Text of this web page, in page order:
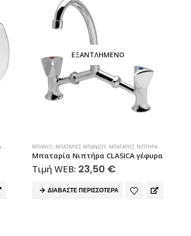
ΚΑΛΎΜΜΑΤΑ ΛΕΚΆΝΗΣ,ΛΕΚΆΝΕΣ ΠΟΡΣΕΛΆΝΗΣ,ΜΠΆΝΙΟ
Κάλυμμα Λεκάνης NOVA DIVA 2066
Τιμή WEB: 40,00€
Προσθήκη στο καλάθι